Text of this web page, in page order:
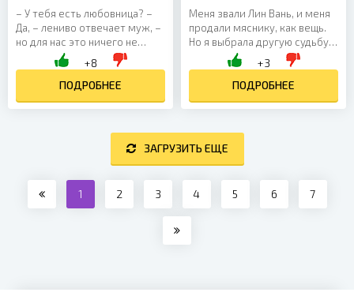
– У тебя есть любовница? –
Да, – лениво отвечает муж, –
но для нас это ничего не
меняет, Люд. – Ничего не
меняет?! У тебя любовница и
ты даже не...
+8
ПОДРОБНЕЕ
Меня звали Лин Вань, и меня
продали мяснику, как вещь.
Но я выбрала другую судьбу.
Отрезала косы, перетянула
грудь и назвалась Лин И —
юношей,...
+3
ПОДРОБНЕЕ
ЗАГРУЗИТЬ ЕЩЕ
1 2 3 4 5 6 7